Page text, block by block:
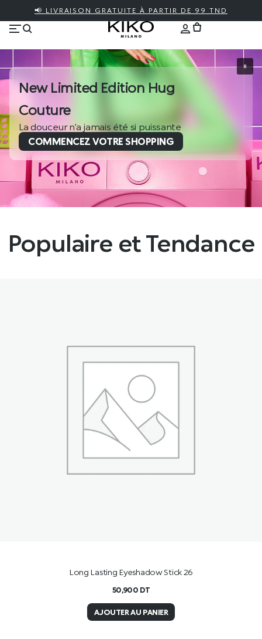
📢 LIVRAISON GRATUITE À PARTIR DE 99 TND
New Limited Edition Hug
Couture
La douceur n’a jamais été si puissante
COMMENCEZ VOTRE SHOPPING
Populaire et Tendance
Long Lasting Eyeshadow Stick 26
50,900 DT
AJOUTER AU PANIER